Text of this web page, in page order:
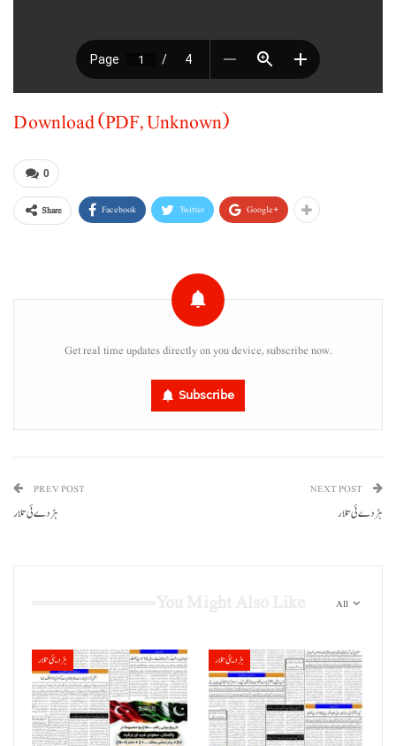
Download (PDF, Unknown)
0
Share Facebook Twitter Google+
Get real time updates directly on you device, subscribe now.
Subscribe
PREV POST
ہڑدے ئی تلار
NEXT POST
ہڑدے ئی تلار
All
ہڑدیئی تلار ہڑدیئی تلار